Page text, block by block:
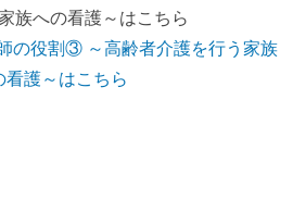
族への看護～はこちら
の役割③ ～高齢者介護を行う家族
看護～はこちら